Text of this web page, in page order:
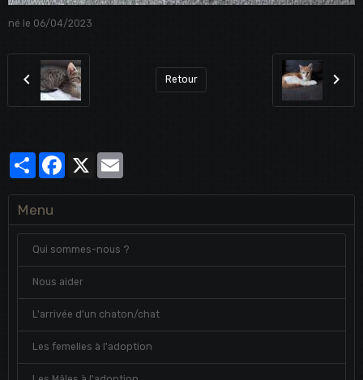
né le 06/04/2023
Retour
PartagerFacebook
X
Menu
Qui sommes-nous ?
Nous aider
L'arrivée d'un chaton/chat
Les femelles à l'adoption